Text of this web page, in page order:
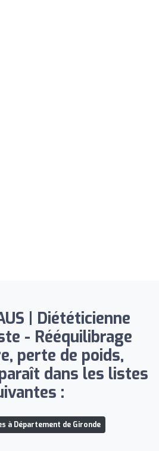
| Diététicienne
- Rééquilibrage
perte de poids,
dans les listes
:
à Département de Gironde